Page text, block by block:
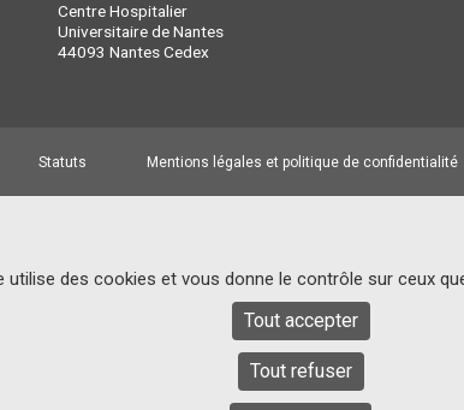
Centre Hospitalier
Universitaire de Nantes
44093 Nantes Cedex
Statuts Mentions légales et politique de confidentialité
utilise des cookies et vous donne le contrôle sur ceux
Tout accepter
Tout refuser